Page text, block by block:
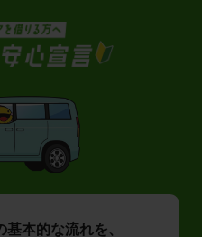
本的な流れを、